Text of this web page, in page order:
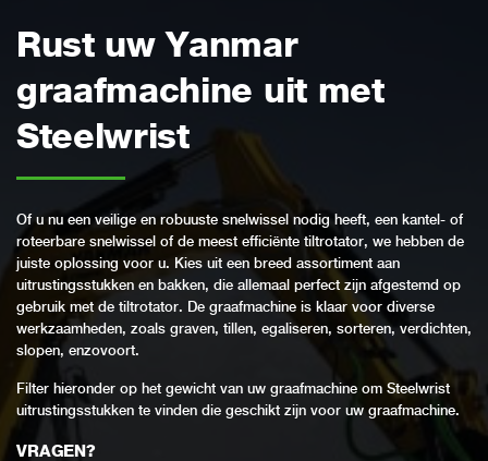
Rust uw Yanmar
graafmachine uit met
Steelwrist
Of u nu een veilige en robuuste snelwissel nodig heeft, een kantel- of
roteerbare snelwissel of de meest efficiënte tiltrotator, we hebben de
juiste oplossing voor u. Kies uit een breed assortiment aan
uitrustingsstukken en bakken, die allemaal perfect zijn afgestemd op
gebruik met de tiltrotator. De graafmachine is klaar voor diverse
werkzaamheden, zoals graven, tillen, egaliseren, sorteren, verdichten,
slopen, enzovoort.
Filter hieronder op het gewicht van uw graafmachine om Steelwrist
uitrustingsstukken te vinden die geschikt zijn voor uw graafmachine.
VRAGEN?